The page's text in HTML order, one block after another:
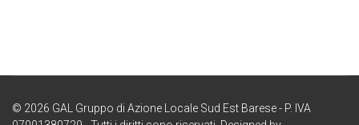
© 2026 GAL Gruppo di Azione Locale Sud Est Barese - P. IVA